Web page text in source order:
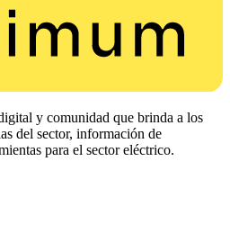
y comunidad que brinda a los
del sector, información de
para el sector eléctrico.